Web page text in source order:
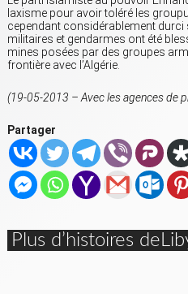
laxisme pour avoir toléré les
cependant considérablement
militaires et gendarmes ont été
mines posées par des groupes
frontière avec l’Algérie.
(19-05-2013 – Avec les agences de
Partager
Plus d’histoires